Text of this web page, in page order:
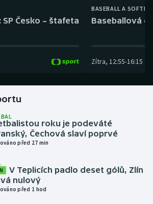
Česko – štafeta
BASEBALL A
Baseballová
Zítra, 12:55-16:15
roku je podeváté
Čechová slaví poprvé
před 27 min
V Teplicích padlo deset gólů, Zlín
nulový
před 1 hod